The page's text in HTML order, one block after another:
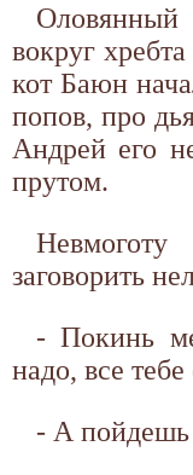
Оловянный
вокруг
кот Баюн
попов, про
Андрей его
прутом.
заговорить
- Покинь
надо, все
- А пойдешь